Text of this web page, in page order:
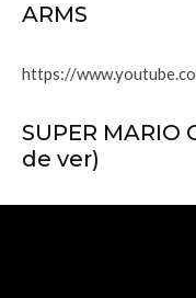
ARMS
https://
SUPER MARIO
de ver)